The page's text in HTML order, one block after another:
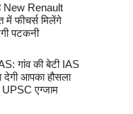
New Renault
फीचर्स मिलेंगे
पटकनी
गांव की बेटी IAS
देगी आपका हौसला
एग्जाम